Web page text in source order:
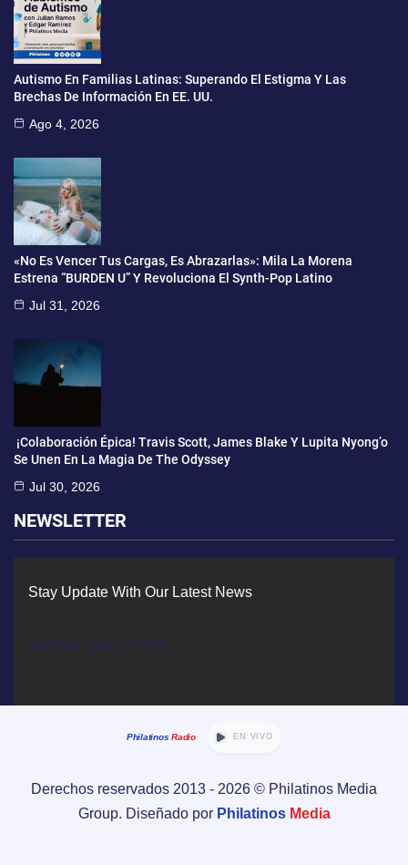
Autismo En Familias Latinas: Superando El Estigma Y Las
Brechas De Información En EE. UU.
Ago 4, 2026
«No Es Vencer Tus Cargas, Es Abrazarlas»: Mila La Morena
Estrena “BURDEN U” Y Revoluciona El Synth-Pop Latino
Jul 31, 2026
¡Colaboración Épica! Travis Scott, James Blake Y Lupita Nyong’o
Se Unen En La Magia De The Odyssey
Jul 30, 2026
NEWSLETTER
Stay Update With Our Latest News
[mc4wp_form id=434]
Philatinos Radio EN VIVO
Derechos reservados 2013 - 2026 © Philatinos Media
Group. Diseñado por Philatinos Media